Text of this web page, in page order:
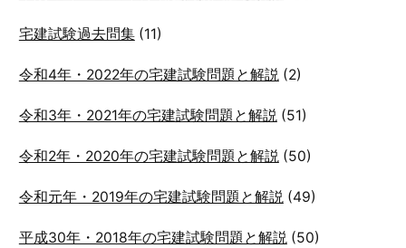
宅建試験過去問集(11)
令和4年・2022年の宅建試験問題と解説(2)
令和3年・2021年の宅建試験問題と解説(51)
令和2年・2020年の宅建試験問題と解説(50)
令和元年・2019年の宅建試験問題と解説(49)
平成30年・2018年の宅建試験問題と解説(50)